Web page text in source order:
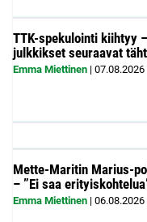
TTK-spekulointi kiihtyy
julkkikset seuraavat
Emma Miettinen | 07.08.2026
Mette-Maritin Marius-
– ”Ei saa
Emma Miettinen | 06.08.2026